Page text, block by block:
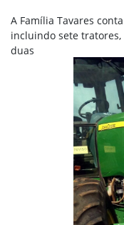
A Família Tavares
incluindo sete
duas